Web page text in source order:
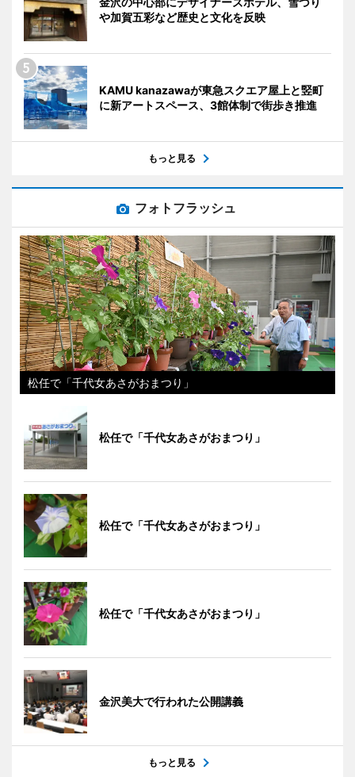
や加賀五彩など歴史と文化を反映
KAMU kanazawaが東急スクエア屋上と竪町
に新アートスペース、3館体制で街歩き推進
もっと見る
フォトフラッシュ
松任で「千代女あさがおまつり」
松任で「千代女あさがおまつり」
松任で「千代女あさがおまつり」
松任で「千代女あさがおまつり」
金沢美大で行われた公開講義
もっと見る